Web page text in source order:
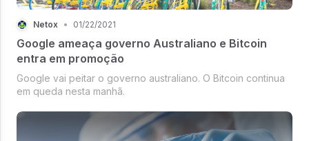
Netox • 01/22/2021
Google ameaça governo Australiano e Bitcoin
entra em promoção
Google vai peitar o governo australiano. O Bitcoin continua
em queda nesta manhã.